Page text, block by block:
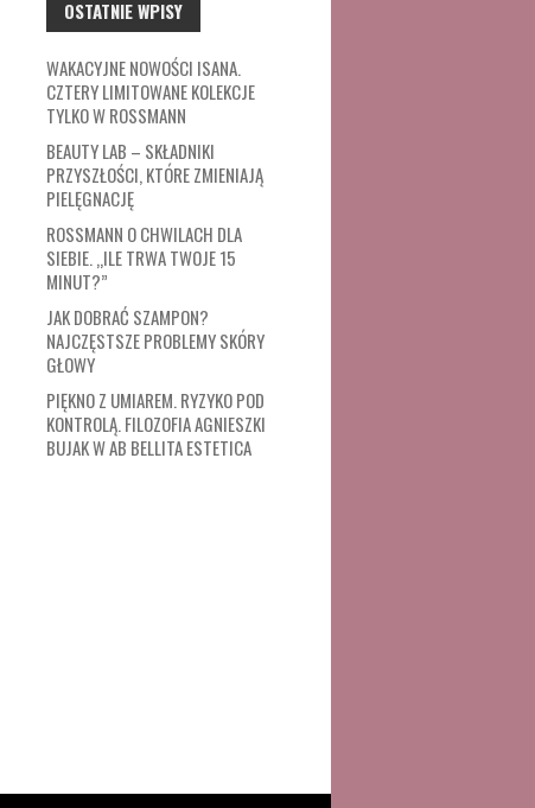
OSTATNIE WPISY
WAKACYJNE NOWOŚCI ISANA.
CZTERY LIMITOWANE KOLEKCJE
TYLKO W ROSSMANN
BEAUTY LAB – SKŁADNIKI
PRZYSZŁOŚCI, KTÓRE ZMIENIAJĄ
PIELĘGNACJĘ
ROSSMANN O CHWILACH DLA
SIEBIE. „ILE TRWA TWOJE 15
MINUT?”
JAK DOBRAĆ SZAMPON?
NAJCZĘSTSZE PROBLEMY SKÓRY
GŁOWY
PIĘKNO Z UMIAREM. RYZYKO POD
KONTROLĄ. FILOZOFIA AGNIESZKI
BUJAK W AB BELLITA ESTETICA